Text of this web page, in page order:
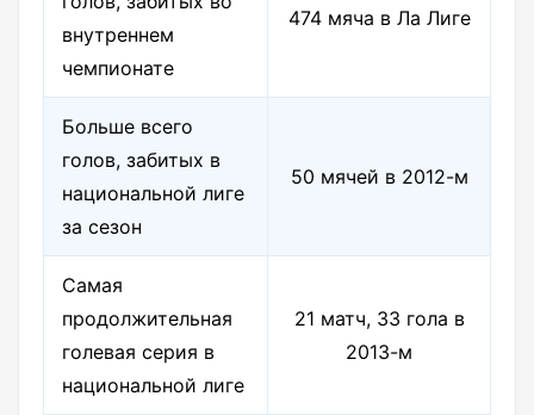
внутреннем
чемпионате
474 мяча в Ла Лиге
Больше всего
голов, забитых в
национальной лиге
за сезон
50 мячей в 2012-м
Самая
продолжительная
голевая серия в
национальной лиге
21 матч, 33 гола в
2013-м